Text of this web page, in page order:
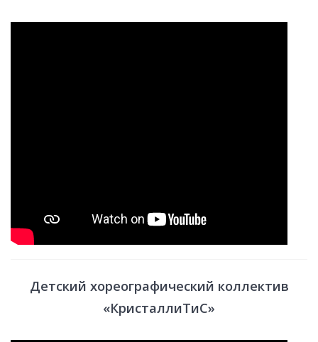
Детский хореографический коллектив
«КристаллиТиС»